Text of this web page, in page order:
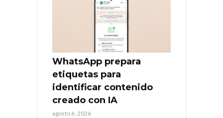
WhatsApp prepara
etiquetas para
identificar contenido
creado con IA
agosto 6, 2026